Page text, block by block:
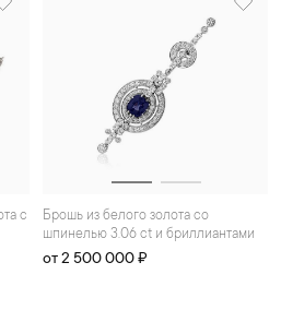
Брошь из белого золота со
шпинелью 3.06 ct и бриллиантами
от 2 500 000 ₽